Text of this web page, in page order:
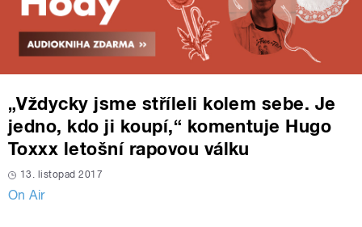
„Vždycky jsme stříleli kolem sebe. Je
jedno, kdo ji koupí,“ komentuje Hugo
Toxxx letošní rapovou válku
13. listopad 2017
On Air